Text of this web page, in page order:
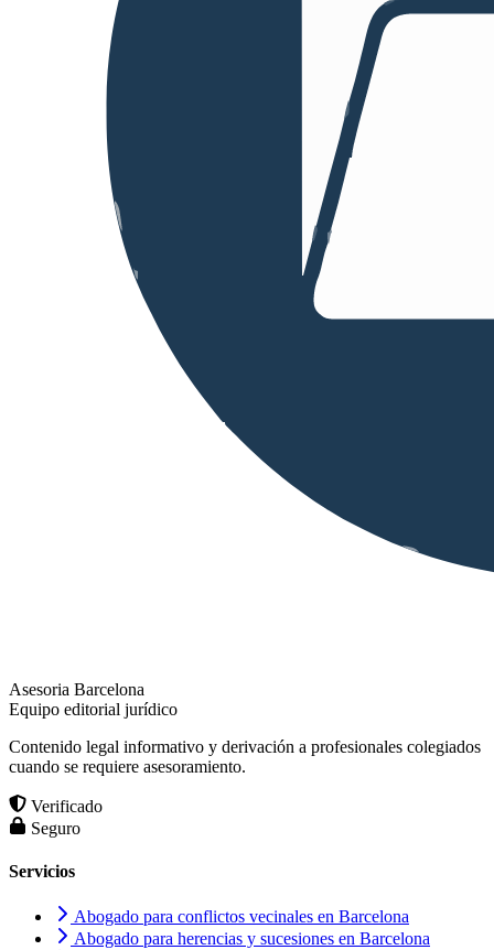
Asesoria Barcelona
Equipo editorial jurídico
Contenido legal informativo y derivación a profesionales colegiados
cuando se requiere asesoramiento.
Verificado
Seguro
Servicios
Abogado para conflictos vecinales en Barcelona
Abogado para herencias y sucesiones en Barcelona